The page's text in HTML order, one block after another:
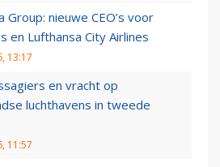
Group: nieuwe CEO’s voor
en Lufthansa City Airlines
13:17
en vracht op
luchthavens in tweede
11:57